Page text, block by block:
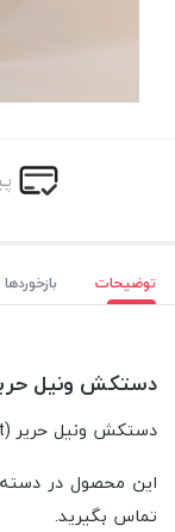
توضیحات بازخوردها
دستکش ونیل
دستکش ونیل حریر (op-perfect) مناسب جهت مصارف آشپزی ،بهداشتی و.... در سه سایز مختلف بدون پودر 100 عددی
این محصول در
تماس بگیرید.